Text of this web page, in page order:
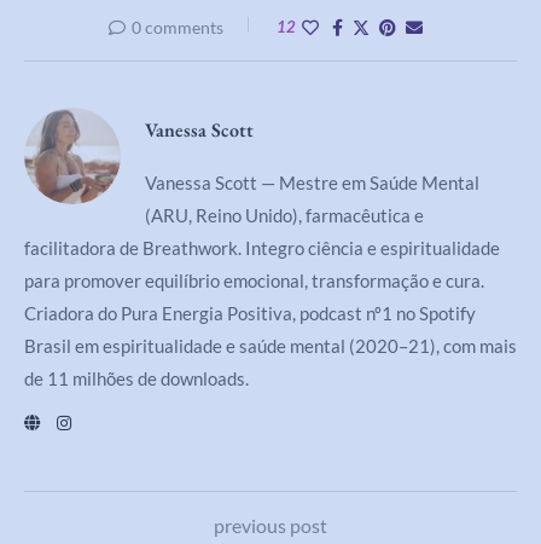
0 comments 12
Vanessa Scott
Vanessa Scott — Mestre em Saúde Mental
(ARU, Reino Unido), farmacêutica e
facilitadora de Breathwork. Integro ciência e espiritualidade
para promover equilíbrio emocional, transformação e cura.
Criadora do Pura Energia Positiva, podcast nº1 no Spotify
Brasil em espiritualidade e saúde mental (2020–21), com mais
de 11 milhões de downloads.
previous post